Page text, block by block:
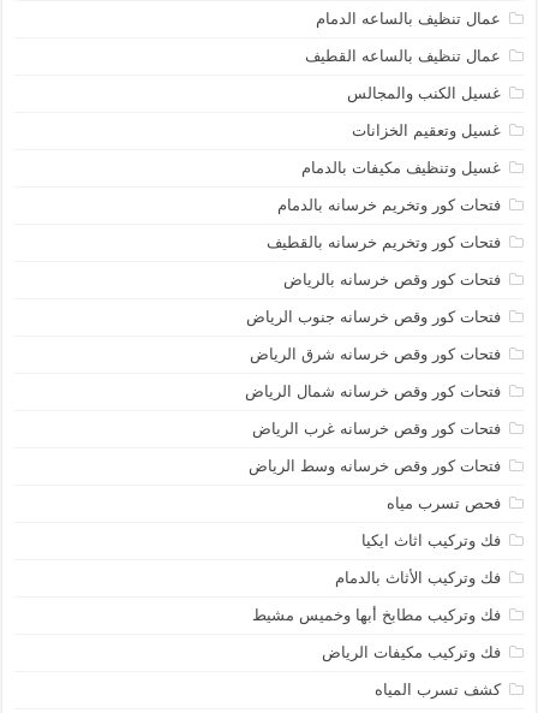
عمال تنظيف بالساعه الدمام
عمال تنظيف بالساعه القطيف
غسيل الكنب والمجالس
غسيل وتعقيم الخزانات
غسيل وتنظيف مكيفات بالدمام
فتحات كور وتخريم خرسانه بالدمام
فتحات كور وتخريم خرسانه بالقطيف
فتحات كور وقص خرسانه بالرياض
فتحات كور وقص خرسانه جنوب الرياض
فتحات كور وقص خرسانه شرق الرياض
فتحات كور وقص خرسانه شمال الرياض
فتحات كور وقص خرسانه غرب الرياض
فتحات كور وقص خرسانه وسط الرياض
فحص تسرب مياه
فك وتركيب اثاث ايكيا
فك وتركيب الأثاث بالدمام
فك وتركيب مطابخ أبها وخميس مشيط
فك وتركيب مكيفات الرياض
كشف تسرب المياه